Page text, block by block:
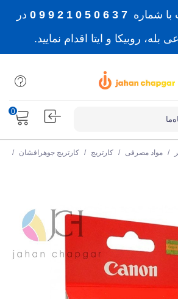
شماره 7 3 6 0 5 0 1 2 9 9 0
در
بله، روبیکا و ایتا اقدام نمایید.
0
/ مواد مصرفی / کارتریج / کارتریج جوهرافشان /